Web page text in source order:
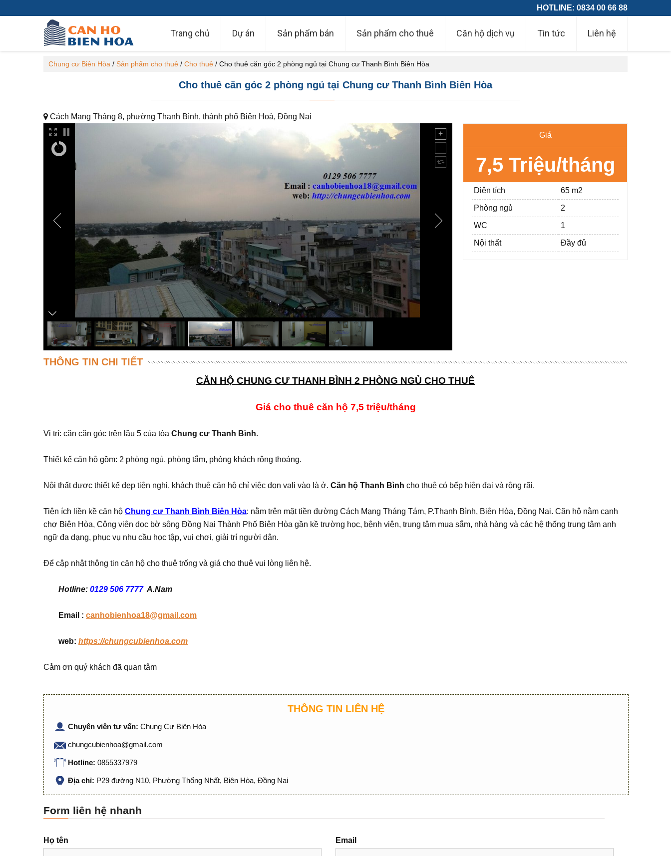
HOTLINE: 0834 00 66 88
Trang chủ Dự án Sản phẩm bán Sản phẩm cho thuê Căn hộ dịch vụ Tin tức Liên hệ
Chung cư Biên Hòa / Sản phẩm cho thuê / Cho thuê / Cho thuê căn góc 2 phòng ngủ tại Chung cư Thanh Bình Biên Hòa
Cho thuê căn góc 2 phòng ngủ tại Chung cư Thanh Bình Biên Hòa
Cách Mạng Tháng 8, phường Thanh Bình, thành phố Biên Hoà, Đồng Nai
Giá
7,5 Triệu/tháng
Diện tích 65 m2
Phòng ngủ 2
WC 1
Nội thất Đầy đủ
THÔNG TIN CHI TIẾT
CĂN HỘ CHUNG CƯ THANH BÌNH 2 PHÒNG NGỦ CHO THUÊ
Giá cho thuê căn hộ 7,5 triệu/tháng
Vị trí: căn căn góc trên lầu 5 của tòa Chung cư Thanh Bình.
Thiết kế căn hộ gồm: 2 phòng ngủ, phòng tắm, phòng khách rộng thoáng.
Nội thất được thiết kế đẹp tiện nghi, khách thuê căn hộ chỉ việc dọn vali vào là ở. Căn hộ Thanh Bình cho thuê có bếp hiện đại và rộng rãi.
Tiện ích liền kề căn hộ Chung cư Thanh Bình Biên Hòa: nằm trên mặt tiền đường Cách Mạng Tháng Tám, P.Thanh Bình, Biên Hòa, Đồng Nai. Căn hộ nằm cạnh
chợ Biên Hòa, Công viên dọc bờ sông Đồng Nai Thành Phố Biên Hòa gần kề trường học, bệnh viện, trung tâm mua sắm, nhà hàng và các hệ thống trung tâm anh
ngữ đa dạng, phục vụ nhu cầu học tập, vui chơi, giải trí người dân.
Để cập nhật thông tin căn hộ cho thuê trống và giá cho thuê vui lòng liên hệ.
Hotline: 0129 506 7777A.Nam
Email : canhobienhoa18@gmail.com
web: https://chungcubienhoa.com
Cảm ơn quý khách đã quan tâm
THÔNG TIN LIÊN HỆ
Chuyên viên tư vấn: Chung Cư Biên Hòa
chungcubienhoa@gmail.com
Hotline: 0855337979
Địa chỉ: P29 đường N10, Phường Thống Nhất, Biên Hòa, Đồng Nai
Form liên hệ nhanh
Họ tên Email